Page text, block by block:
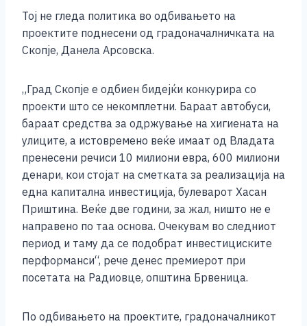
Тој не гледа политика во одбивањето на
проектите поднесени од градоначалничката на
Скопје, Данела Арсовска.
„Град Скопје е одбиен бидејќи конкурира со
проекти што се некомплетни. Бараат автобуси,
бараат средства за одржување на хигиената на
улиците, а истовремено веќе имаат од Владата
пренесени речиси 10 милиони евра, 600 милиони
денари, кои стојат на сметката за реализација на
една капитална инвестиција, булеварот Хасан
Приштина. Веќе две години, за жал, ништо не е
направено по таа основа. Очекувам во следниот
период и таму да се подобрат инвестициските
перформанси“, рече денес премиерот при
посетата на Радиовце, општина Брвеница.
По одбивањето на проектите, градоначалникот